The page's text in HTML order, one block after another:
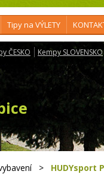
Tipy na VÝLETY
ČESKO Kempy SLOVENSKO
> HUDYsport